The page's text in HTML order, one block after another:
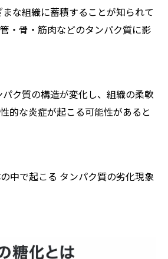
まな組織に蓄積することが知られて
・骨・筋肉などのタンパク質に影
パク質の構造が変化し、組織の柔軟
的な炎症が起こる可能性があると
中で起こる タンパク質の劣化現象